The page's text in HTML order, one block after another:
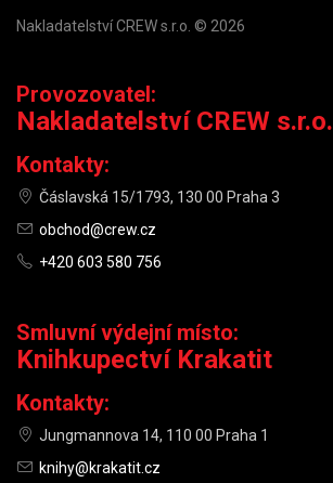
Nakladatelství CREW s.r.o. © 2026
Provozovatel:
Nakladatelství CREW s.r.o.
Kontakty:
Čáslavská 15/1793, 130 00 Praha 3
obchod@crew.cz
+420 603 580 756
Smluvní výdejní místo:
Knihkupectví Krakatit
Kontakty:
Jungmannova 14, 110 00 Praha 1
knihy@krakatit.cz